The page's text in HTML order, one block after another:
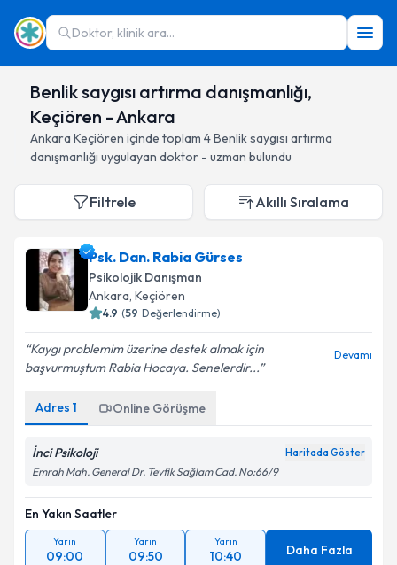
Doktor, klinik ara...
Benlik saygısı artırma danışmanlığı,
Keçiören - Ankara
Ankara Keçiören içinde toplam 4Benlik saygısı artırma
danışmanlığı uygulayan doktor - uzman bulundu
Filtrele Akıllı Sıralama
Psk. Dan. Rabia Gürses
Psikolojik Danışman
Ankara, Keçiören
4.9 (59 Değerlendirme)
Kaygı problemim üzerine destek almak için
başvurmuştum Rabia Hocaya. Senelerdir...
Devamı
Adres 1 Online Görüşme
İnci Psikoloji Haritada Göster
Emrah Mah. General Dr. Tevfik Sağlam Cad. No:66/9
En Yakın Saatler
Yarın
09:00
Yarın
09:50
Yarın
10:40 Daha Fazla